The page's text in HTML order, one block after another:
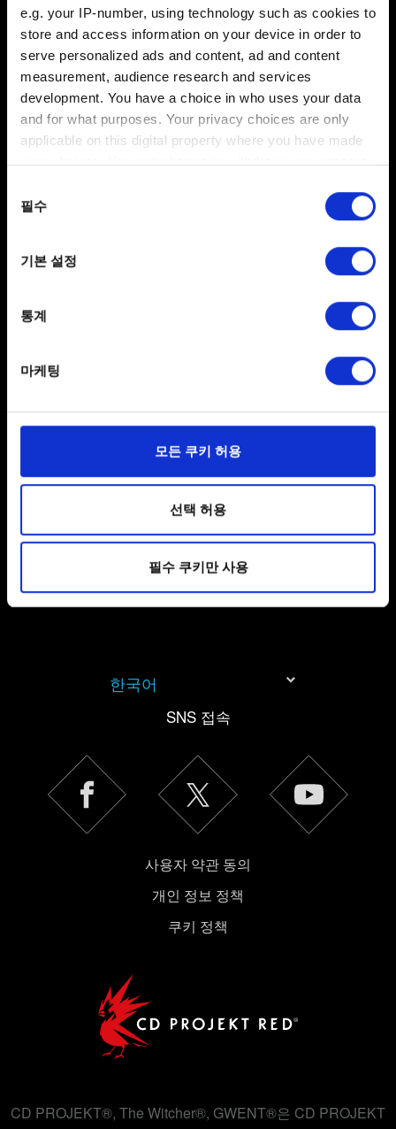
e.g. your IP-number, using technology such as cookies to
store and access information on your device in order to
serve personalized ads and content, ad and content
measurement, audience research and services
development. You have a choice in who uses your data
and for what purposes. Your privacy choices are only
applicable on this digital property where you have made
your choices. You can change or withdraw your consent
the Privacy trigger icon.
Collect information about your geographical
Identify your device by actively scanning it for
Find out more about how your personal data is processed
일부 쿠키는 웹 사이트를 정상적으로 이용하기 위해
관련 기술적 피드백을 제공하여 사용자의 웹사이트 이용
환경을 개선하기 위해 사용됩니다. 예를 들어, 소셜
파악하기 위해 쿠키의 일부를 저희 파트너와 공유할 수도
있습니다. 물론, 이처럼 선택적으로 쿠키를 사용할
경우에는 사용자의 동의를 구할 것입니다.
선택
필수
기본 설정
통계
마케팅
모든 쿠키 허용
선택 허용
필수 쿠키만 사용
파일 추가
보고서에 파일을 첨부할 수 있습니다. 예를 들어 그래픽
문제인 경우, 스크린샷을 첨부할 수 있습니다.
보내기
개인 정보 처리 관련 정보
한국어
SNS 접속
사용자 약관 동의
개인 정보 정책
쿠키 정책
CD PROJEKT®, The Witcher®, GWENT®은 CD PROJEKT